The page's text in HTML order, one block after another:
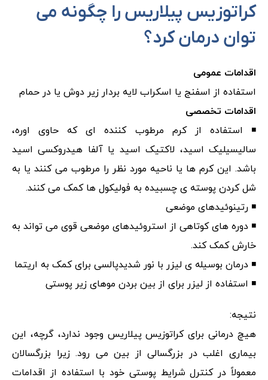
کراتوزیس پیلاریس را چگونه می
توان درمان کرد؟
اقدامات عمومی
استفاده از اسفنج یا اسکراب لایه بردار زیر دوش یا در حمام
اقدامات تخصصی
◾ استفاده از کرم مرطوب کننده ای که حاوی اوره،
سالیسیلیک اسید، لاکتیک اسید یا آلفا هیدروکسی اسید
باشد. این کرم ها یا ناحیه مورد نظر را مرطوب می کنند یا به
شل کردن پوسته ی چسبیده به فولیکول ها کمک می کنند.
◾ رتینوئیدهای موضعی
◾ دوره های کوتاهی از استروئیدهای موضعی قوی می تواند به
خارش کمک کند.
◾ درمان بوسیله ی لیزر با نور شدیدپالسی برای کمک به اریتما
◾ استفاده از لیزر برای از بین بردن موهای زیر پوستی
نتیجه:
هیچ درمانی برای کراتوزیس پیلاریس وجود ندارد، گرچه، این
بیماری اغلب در بزرگسالی از بین می رود. زیرا بزرگسالان
معمولاً در کنترل شرایط پوستی خود با استفاده از اقدامات